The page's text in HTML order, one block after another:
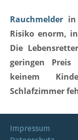
Rauchmelder in
Risiko enorm,
Die
geringen
keinem
Schlafzimmer
Impressum